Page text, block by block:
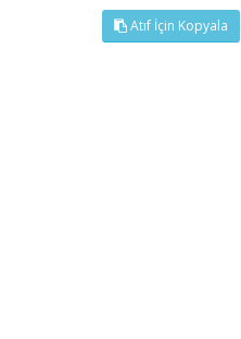
Atıf İçin Kopyala